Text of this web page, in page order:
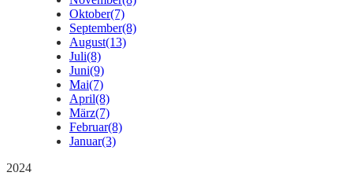
Oktober(7)
September(8)
August(13)
Juli(8)
Juni(9)
Mai(7)
April(8)
März(7)
Februar(8)
Januar(3)
2024